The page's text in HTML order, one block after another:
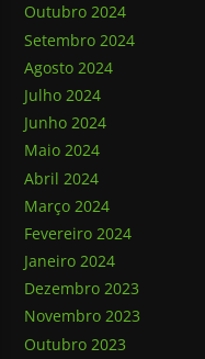
Outubro 2024
Setembro 2024
Agosto 2024
Julho 2024
Junho 2024
Maio 2024
Abril 2024
Março 2024
Fevereiro 2024
Janeiro 2024
Dezembro 2023
Novembro 2023
Outubro 2023